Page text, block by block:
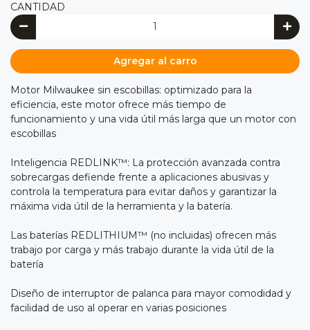
CANTIDAD
Agregar al carro
Motor Milwaukee sin escobillas: optimizado para la
eficiencia, este motor ofrece más tiempo de
funcionamiento y una vida útil más larga que un motor con
escobillas
Inteligencia REDLINK™: La protección avanzada contra
sobrecargas defiende frente a aplicaciones abusivas y
controla la temperatura para evitar daños y garantizar la
máxima vida útil de la herramienta y la batería.
Las baterías REDLITHIUM™ (no incluidas) ofrecen más
trabajo por carga y más trabajo durante la vida útil de la
batería
Diseño de interruptor de palanca para mayor comodidad y
facilidad de uso al operar en varias posiciones